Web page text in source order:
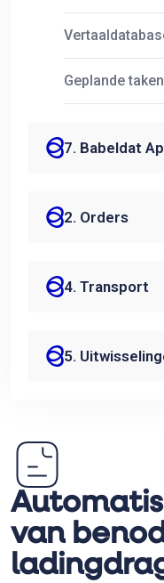
Geplande
7. Babeldat
2. Orders
4. Transport
5.
van